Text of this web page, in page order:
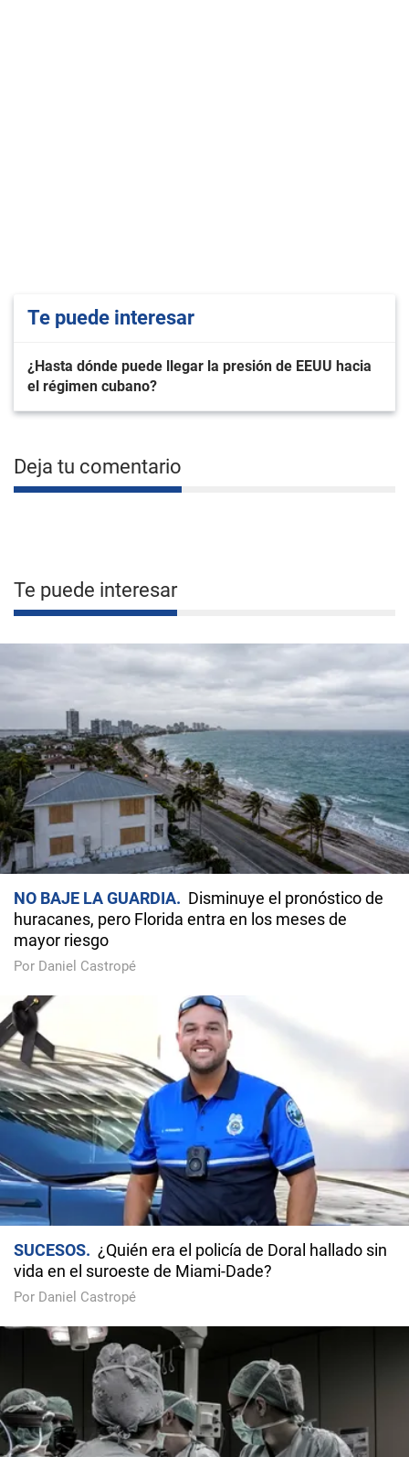
Te puede interesar
¿Hasta dónde puede llegar la presión de EEUU hacia
el régimen cubano?
Deja tu comentario
Te puede interesar
NO BAJE LA GUARDIA
Disminuye el pronóstico de
huracanes, pero Florida entra en los meses de
mayor riesgo
Por Daniel Castropé
SUCESOS
¿Quién era el policía de Doral hallado sin
vida en el suroeste de Miami-Dade?
Por Daniel Castropé